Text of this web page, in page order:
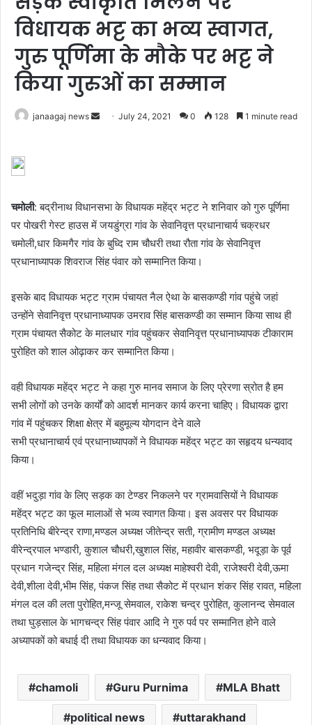
विधायक भट्ट का भव्य स्वागत,
गुरु पूर्णिमा के मौके पर भट्ट ने
किया गुरुओं का सम्मान
janaagaj news
SendJuly 24, 2021 0 128 1 minute read
चमोली: बद्रीनाथ विधानसभा के विधायक महेंद्र भट्ट ने शनिवार को गुरु पूर्णिमा
पर पोखरी गेस्ट हाउस में जयडुंग्रा गांव के सेवानिवृत्त प्रधानाचार्य चक्रधर
चमोली,धार किमगैर गांव के बुध्दि राम चौधरी तथा रौता गांव के सेवानिवृत्त
प्रधानाध्यापक शिवराज सिंह पंवार को सम्मानित किया।
इसके बाद विधायक भट्ट ग्राम पंचायत नैल ऐथा के बासकण्डी गांव पहुंचे जहां
उन्होंने सेवानिवृत्त प्रधानाध्यापक उमराव सिंह बासकण्डी का सम्मान किया साथ ही
ग्राम पंचायत सैकोट के मालधार गांव पहुंचकर सेवानिवृत्त प्रधानाध्यापक टीकाराम
पुरोहित को शाल ओढ़ाकर कर सम्मानित किया।
वही विधायक महेंद्र भट्ट ने कहा गुरु मानव समाज के लिए प्रेरणा स्रोत है हम
सभी लोगों को उनके कार्यों को आदर्श मानकर कार्य करना चाहिए। विधायक द्वारा
गांव में पहुंचकर शिक्षा क्षेत्र में बहुमूल्य योगदान देने वाले
सभी प्रधानाचार्य एवं प्रधानाध्यापकों ने विधायक महेंद्र भट्ट का सहृदय धन्यवाद
किया‌।
वहीं भदुड़ा गांव के लिए सड़क का टेण्डर निकलने पर ग्रामवासियों ने विधायक
महेंद्र भट्ट का फूल मालाओं से भव्य स्वागत किया। इस अवसर पर विधायक
प्रतिनिधि बीरेन्द्र राणा,मण्डल अध्यक्ष जीतेन्द्र सती, ग्रामीण मण्डल अध्यक्ष
वीरेन्द्रपाल भण्डारी, कुशाल चौधरी,खुशाल सिंह, महावीर बासकण्डी, भदूड़ा के पूर्व
प्रधान गजेन्द्र सिंह, महिला मंगल दल अध्यक्ष माहेश्वरी देवी, राजेश्वरी देवी,ऊमा
देवी,शीला देवी,भीम सिंह, पंकज सिंह तथा सैकोट में प्रधान शंकर सिंह रावत, महिला
मंगल दल की लता पुरोहित,मन्जू सेमवाल, राकेश चन्द्र पुरोहित, कुलानन्द सेमवाल
तथा घुड़साल के भागचन्द्र सिंह पंवार आदि ने गुरु पर्व पर सम्मानित होने वाले
अध्यापकों को बधाई दी तथा विधायक का धन्यवाद किया।
chamoli Guru Purnima MLA Bhatt
political news uttarakhand